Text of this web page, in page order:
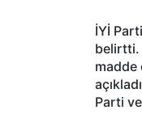
İYİ
belirtti.
madde
Parti